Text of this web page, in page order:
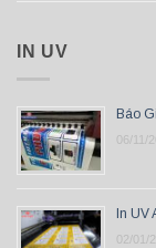
IN UV
Báo
06/11/
In UV
02/01/